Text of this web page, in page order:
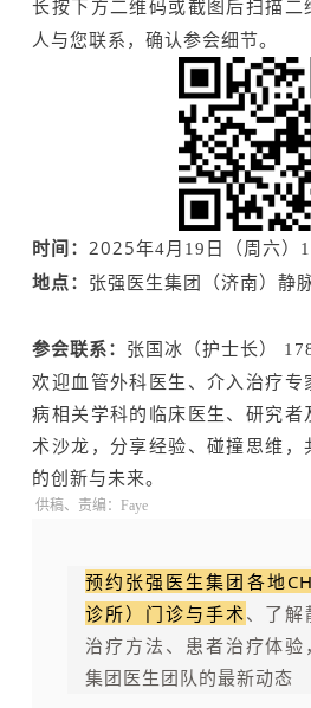
长按下方 二维码或截图后扫描二
人与您联系，确认参会细节。
时间： 2025年4月 19 日（周六）
地点： 张强医生集团（济南）静
参会联系： 张国冰（护士长）
欢迎血管外科医生、介入治疗专
病相关学科的临床医生、研究
术沙龙，分享经验、碰撞思维
的创新与未来。
供稿、 责编：Faye
预约张强医生集团各地
诊所）门诊与手术、了
治疗方法、患者治疗体验
集团医生团队的最新动态